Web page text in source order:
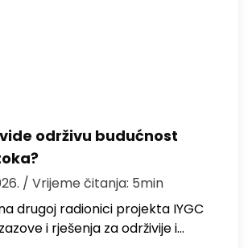
održivu budućnost
/ Vrijeme čitanja: 5min
drugoj radionici projekta IYGC
i rješenja za održivije i…